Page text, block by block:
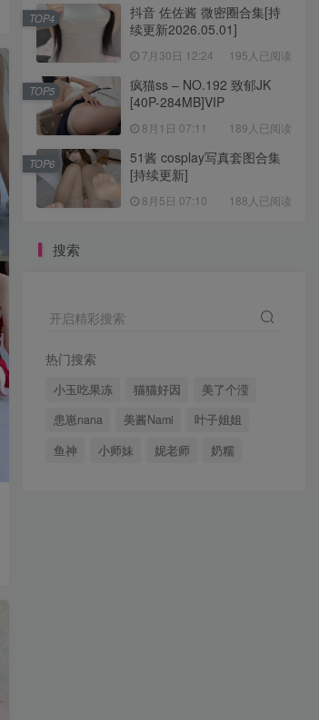
抖音 佐佐酱 微密圈合集[持
续更新2026.05.01]
7月30日 12:24 195人已阅读
TOP4
疯猫ss – NO.192 致郁JK
[40P-284MB]VIP
8月1日 07:11 189人已阅读
TOP5
51酱 cosplay写真套图合集
[持续更新]
8月5日 07:10 188人已阅读
TOP6
搜索
开启精彩搜索
热门搜索
小玉吃果冻 猫猫好因
美了个滢
患崽nana
美酱Nami
叶子姐姐
鱼神
小师妹 妮老师 奶糯